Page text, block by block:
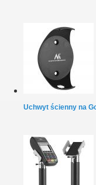
Uchwyt ścienny na